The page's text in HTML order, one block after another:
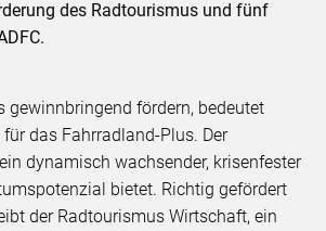
des Radtourismus und fünf
gewinnbringend fördern, bedeutet
das Fahrradland-Plus. Der
dynamisch wachsender, krisenfester
bietet. Richtig gefördert
der Radtourismus Wirtschaft, ein